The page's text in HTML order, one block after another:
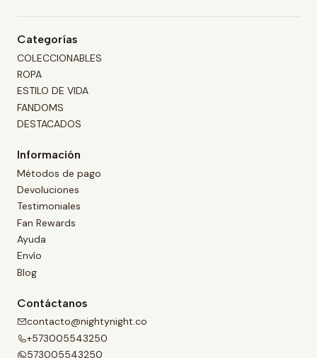
Categorías
COLECCIONABLES
ROPA
ESTILO DE VIDA
FANDOMS
DESTACADOS
Información
Métodos de pago
Devoluciones
Testimoniales
Fan Rewards
Ayuda
Envío
Blog
Contáctanos
contacto@nightynight.co
+573005543250
573005543250